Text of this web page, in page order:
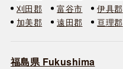
刈田郡
富谷市 伊具郡
加美郡
遠田郡 亘理郡
福島県 Fukushima